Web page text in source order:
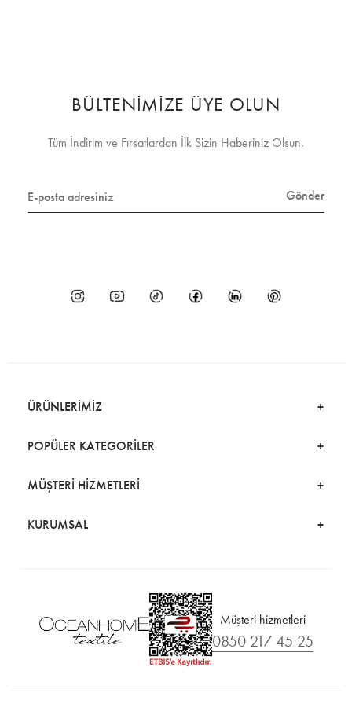
BÜLTENİMİZE ÜYE OLUN
Tüm İndirim ve Fırsatlardan İlk Sizin Haberiniz Olsun.
Gönder
ÜRÜNLERİMİZ
POPÜLER KATEGORİLER
MÜŞTERİ HİZMETLERİ
KURUMSAL
Müşteri hizmetleri
0850 217 45 25